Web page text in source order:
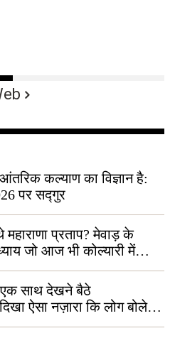
कल्याण का विज्ञान है:
पर सद्गुर
प्रताप? मेवाड़ के
जो आज भी कोल्यारी में
एक साथ देखने बैठे
ऐसा नज़ारा कि लोग बोले,
सकते हैं”